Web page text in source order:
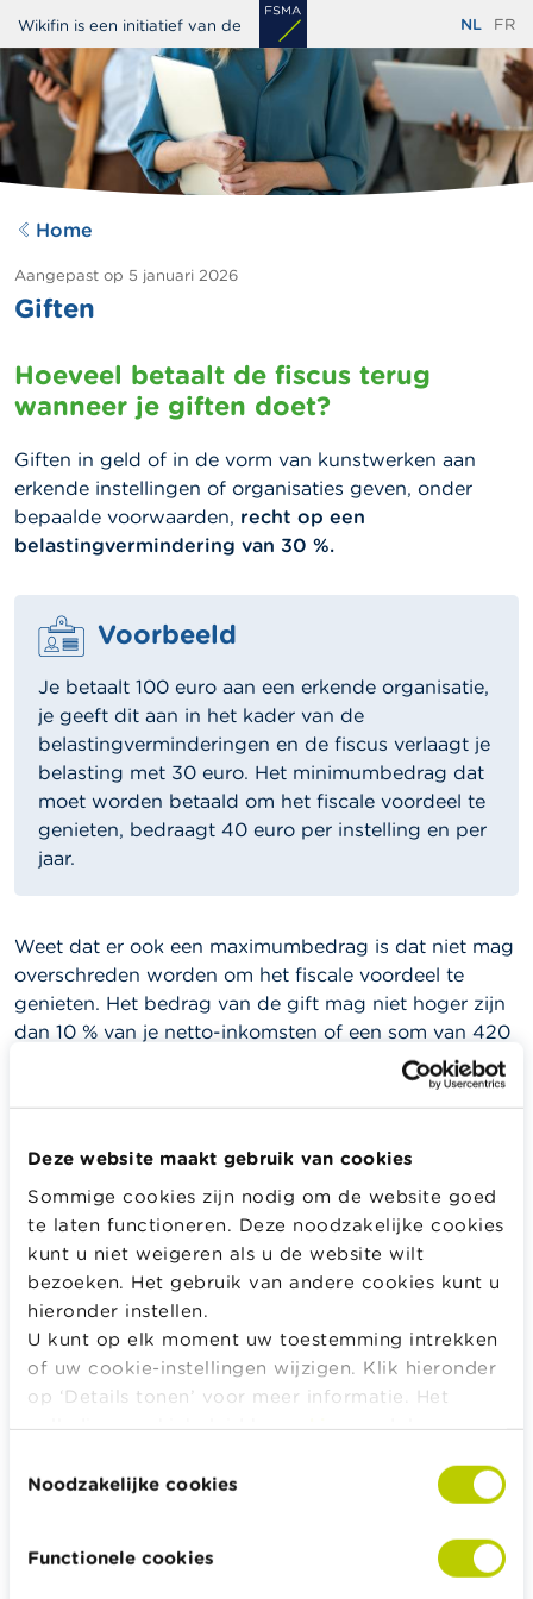
Deze website maakt gebruik van cookies
Sommige cookies zijn nodig om de website goed
te laten functioneren. Deze noodzakelijke cookies
kunt u niet weigeren als u de website wilt
bezoeken. Het gebruik van andere cookies kunt u
hieronder instellen.
U kunt op elk moment uw toestemming intrekken
of uw cookie-instellingen wijzigen. Klik hieronder
op ‘Details tonen’ voor meer informatie. Het
volledige cookiebeleid kan uhier raadplegen.
Noodzakelijke cookies
Functionele cookies
Overslaan
en
naar
de
inhoud
gaan
Wikifin is een initiatief van de NL FR
Home
Aangepast op 5 januari 2026
Giften
Hoeveel betaalt de fiscus terug
wanneer je giften doet?
Giften in geld of in de vorm van kunstwerken aan
erkende instellingen of organisaties geven, onder
bepaalde voorwaarden, recht op een
belastingvermindering van 30 %.
Voorbeeld
Je betaalt 100 euro aan een erkende organisatie,
je geeft dit aan in het kader van de
belastingverminderingen en de fiscus verlaagt je
belasting met 30 euro. Het minimumbedrag dat
moet worden betaald om het fiscale voordeel te
genieten, bedraagt 40 euro per instelling en per
jaar.
Weet dat er ook een maximumbedrag is dat niet mag
overschreden worden om het fiscale voordeel te
genieten. Het bedrag van de gift mag niet hoger zijn
dan 10 % van je netto-inkomsten of een som van 420
Je moet je rijksregisternummer aan de erkende
aftrekbaarheid van je gift te verkrijgen. Vergeet dit
niet!